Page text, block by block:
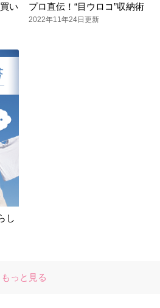
い
プロ直伝！“目ウロコ”収納術
2022年11年24日更新
し
もっと見る